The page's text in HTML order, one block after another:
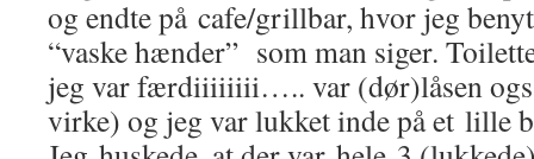
og endte på cafe/grillbar, hvor jeg
“vaske hænder” som man siger.
jeg var færdiiiiiiii….. var (dør)låsen
virke) og jeg var lukket inde på et lille